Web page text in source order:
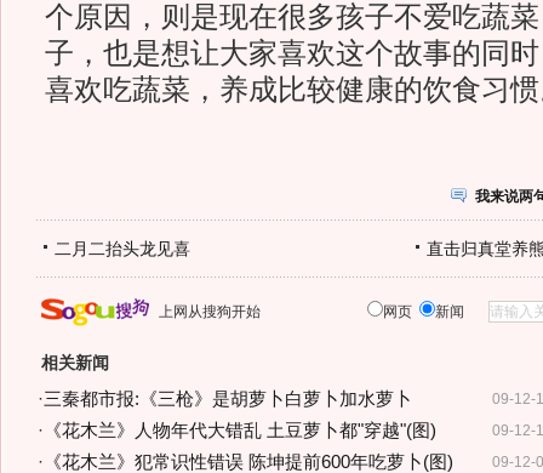
个原因，则是现在很多孩子不爱吃蔬
子，也是想让大家喜欢这个故事的同时
喜欢吃蔬菜，养成比较健康的饮食习惯
我来说两
二月二抬头龙见喜 直击归真堂养
上网从搜狗开始 网页 新闻
相关新闻
09-12-
·三秦都市报:《三枪》是胡萝卜白萝卜加水萝卜
09-12-
· 《花木兰》人物年代大错乱 土豆萝卜都"穿越"(图)
09-12-
· 《花木兰》犯常识性错误 陈坤提前600年吃萝卜(图)